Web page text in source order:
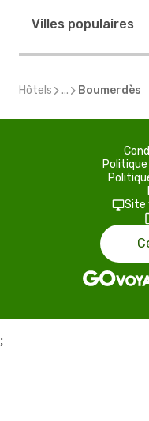
Villes populaires
Hôtels ... Boumerdès
Site
;